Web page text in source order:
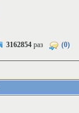
3162854 раз (0)